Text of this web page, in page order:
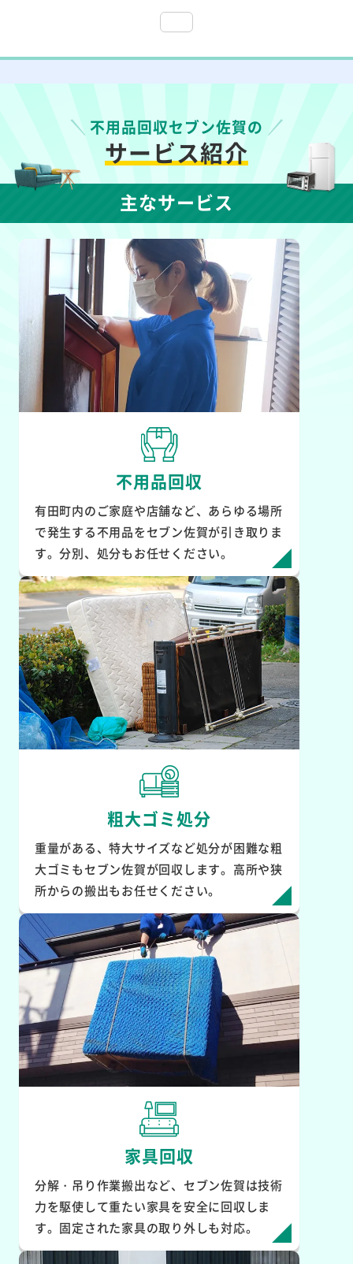
不用品回収セブン佐賀の
サービス紹介
主なサービス
不用品回収
有田町内のご家庭や店舗など、あらゆる場所
で発生する不用品をセブン佐賀が引き取りま
す。分別、処分もお任せください。
粗大ゴミ処分
重量がある、特大サイズなど処分が困難な粗
大ゴミもセブン佐賀が回収します。高所や狭
所からの搬出もお任せください。
家具回収
分解・吊り作業搬出など、セブン佐賀は技術
力を駆使して重たい家具を安全に回収しま
す。固定された家具の取り外しも対応。